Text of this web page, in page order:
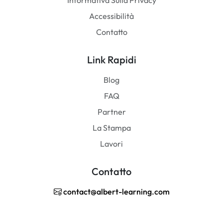
Accessibilità
Contatto
Link Rapidi
Blog
FAQ
Partner
La Stampa
Lavori
Contatto
contact@albert-learning.com